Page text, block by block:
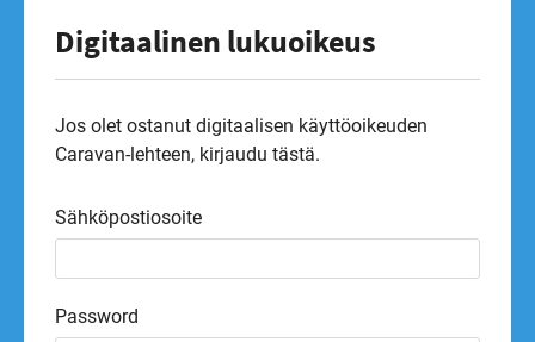
Digitaalinen lukuoikeus
Jos olet ostanut digitaalisen käyttöoikeuden
Caravan-lehteen, kirjaudu tästä.
Sähköpostiosoite
Password